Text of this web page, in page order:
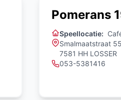
Pomerans
Speellocatie:
Smalmaatstraat 55
7581 HH LOSSER
053-5381416